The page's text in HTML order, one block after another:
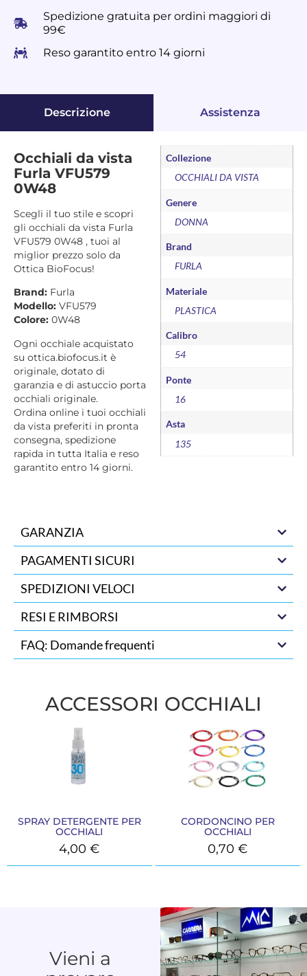
Spedizione gratuita per ordini maggiori di
99€
Reso garantito entro 14 giorni
Descrizione Assistenza
Occhiali da vista
Furla VFU579
0W48
Scegli il tuo stile e scopri
gli occhiali da vista Furla
VFU579 0W48 , tuoi al
miglior prezzo solo da
Ottica BioFocus!
Brand: Furla
Modello: VFU579
Colore: 0W48
Ogni occhiale acquistato
su ottica.biofocus.it è
originale, dotato di
garanzia e di astuccio porta
occhiali originale.
Ordina online i tuoi occhiali
da vista preferiti in pronta
consegna, spedizione
rapida in tutta Italia e reso
garantito entro 14 giorni.
Collezione
OCCHIALI DA VISTA
Genere
DONNA
Brand
FURLA
Materiale
PLASTICA
Calibro
54
Ponte
16
Asta
135
GARANZIA
PAGAMENTI SICURI
SPEDIZIONI VELOCI
RESI E RIMBORSI
FAQ: Domande frequenti
ACCESSORI OCCHIALI
SPRAY DETERGENTE PER
OCCHIALI
4,00€
CORDONCINO PER
OCCHIALI
0,70€
Vieni a